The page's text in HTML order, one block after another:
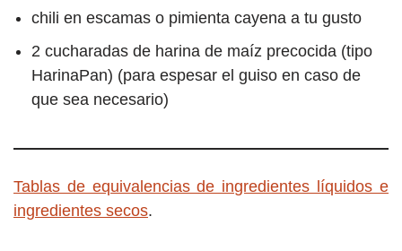
chili en escamas o pimienta cayena a tu gusto
2 cucharadas de harina de maíz precocida (tipo
HarinaPan) (para espesar el guiso en caso de
que sea necesario)
Tablas de equivalencias de ingredientes líquidos e
ingredientes secos.